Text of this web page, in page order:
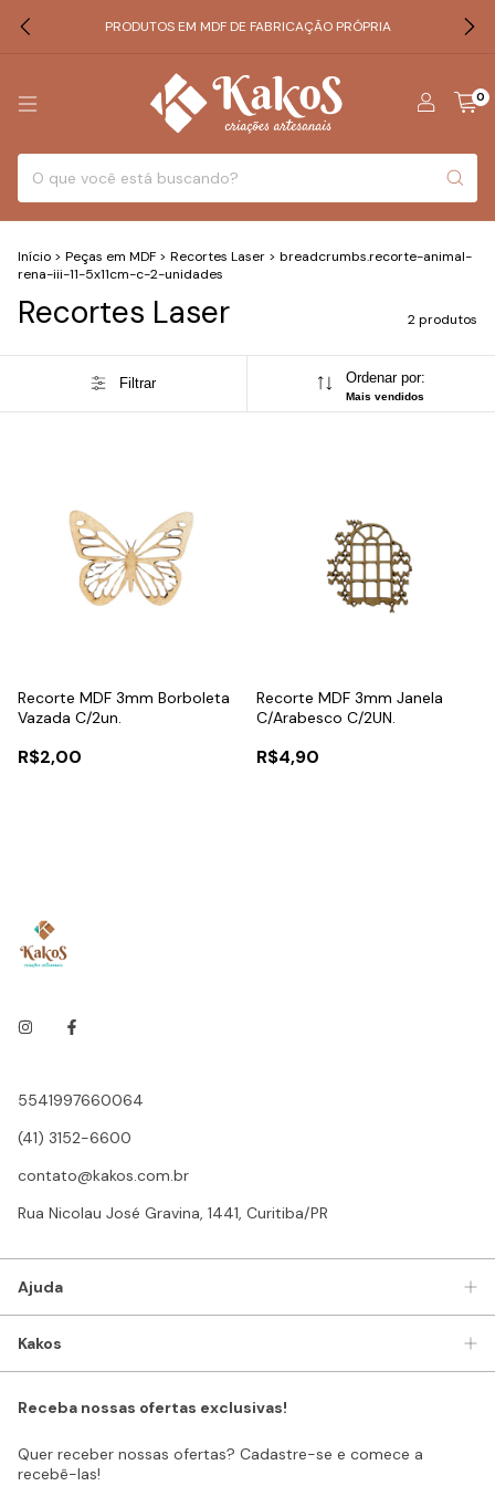
PRODUTOS EM MDF DE FABRICAÇÃO PRÓPRIA
0
Início > Peças em MDF > Recortes Laser > breadcrumbs.recorte-animal-
rena-iii-11-5x11cm-c-2-unidades
Recortes Laser 2 produtos
Filtrar Ordenar por:
Mais vendidos
Recorte MDF 3mm Borboleta
Vazada C/2un.
R$2,00
Recorte MDF 3mm Janela
C/Arabesco C/2UN.
R$4,90
5541997660064
(41) 3152-6600
contato@kakos.com.br
Rua Nicolau José Gravina, 1441, Curitiba/PR
Ajuda
Kakos
Receba nossas ofertas exclusivas!
Quer receber nossas ofertas? Cadastre-se e comece a
recebê-las!